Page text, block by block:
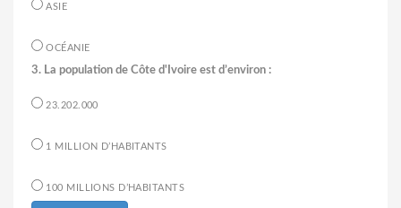
ASIE
OCÉANIE
3. La population de Côte d'Ivoire est d’environ :
23.202.000
1 MILLION D’HABITANTS
100 MILLIONS D’HABITANTS